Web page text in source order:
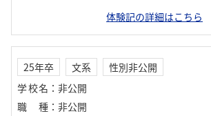
体験記の詳細はこちら
25年卒 文系
性別非公開
学校名 ： 非公開
職種 ： 非公開